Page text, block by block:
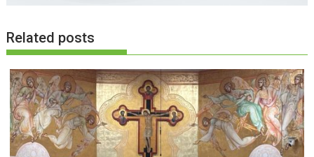
Related posts